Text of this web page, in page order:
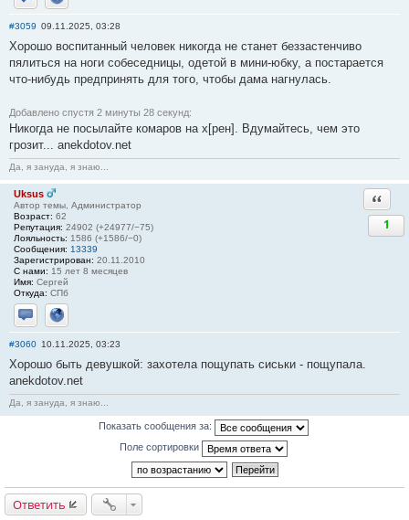
Отправить личное сообщение
Сайт
#3059 09.11.2025, 03:28
Хорошо воспитанный человек никогда не станет беззастенчиво
пялиться на ноги собеседницы, одетой в мини-юбку, а постарается
что-нибудь предпринять для того, чтобы дама нагнулась.
Добавлено спустя 2 минуты 28 секунд:
Никогда не посылайте комаров на х[рен]. Вдумайтесь, чем это
грозит... anekdotov.net
Да, я зануда, я знаю...
Uksus
Автор темы, Администратор
Возраст: 62
Репутация: 24902 (+24977/−75)
Лояльность: 1586 (+1586/−0)
Сообщения: 13339
Зарегистрирован: 20.11.2010
С нами: 15 лет 8 месяцев
Имя: Сергей
Откуда: СПб
Отправить личное сообщение
Сайт
1
#3060 10.11.2025, 03:23
Хорошо быть девушкой: захотела пощупать сиськи - пощупала.
anekdotov.net
Да, я зануда, я знаю...
Показать сообщения за:
Поле сортировки
Ответить